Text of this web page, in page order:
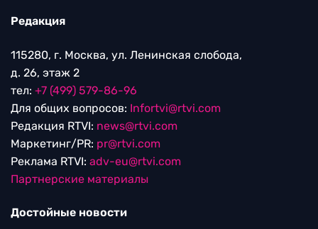
Редакция
115280, г. Москва, ул. Ленинская слобода,
д. 26, этаж 2
тел: +7 (499) 579-86-96
Для общих вопросов: Infortvi@rtvi.com
Редакция RTVI: news@rtvi.com
Маркетинг/PR: pr@rtvi.com
Реклама RTVI: adv-eu@rtvi.com
Партнерские материалы
Достойные новости